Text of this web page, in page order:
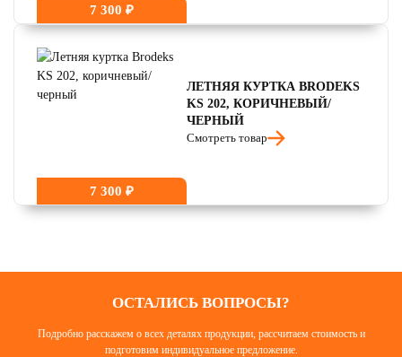
7 300 ₽
7 300 ₽
ЛЕТНЯЯ КУРТКА BRODEKS
KS 202, КОРИЧНЕВЫЙ/
ЧЕРНЫЙ
Смотреть товар
ОСТАЛИСЬ ВОПРОСЫ?
Подробно расскажем о всех деталях продукции, рассчитаем стоимость и
подготовим индивидуальное предложение.